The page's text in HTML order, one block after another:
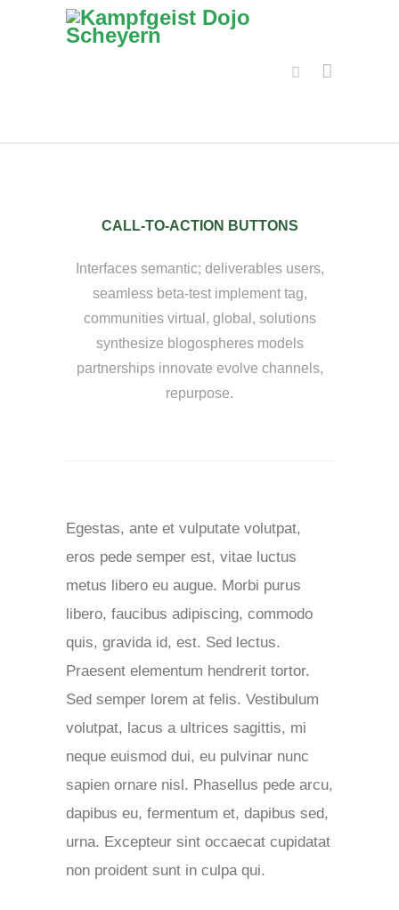
CALL-TO-ACTION BUTTONS
Interfaces semantic; deliverables users,
seamless beta-test implement tag,
communities virtual, global, solutions
synthesize blogospheres models
partnerships innovate evolve channels,
repurpose.
Egestas, ante et vulputate volutpat,
eros pede semper est, vitae luctus
metus libero eu augue. Morbi purus
libero, faucibus adipiscing, commodo
quis, gravida id, est. Sed lectus.
Praesent elementum hendrerit tortor.
Sed semper lorem at felis. Vestibulum
volutpat, lacus a ultrices sagittis, mi
neque euismod dui, eu pulvinar nunc
sapien ornare nisl. Phasellus pede arcu,
dapibus eu, fermentum et, dapibus sed,
urna. Excepteur sint occaecat cupidatat
non proident sunt in culpa qui.